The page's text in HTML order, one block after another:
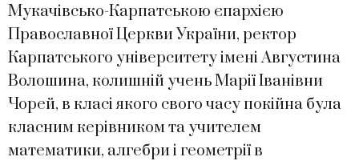
Мукачівсько-Карпатською єпархією
Православної Церкви України, ректор
Карпатського університету імені Августина
Волошина, колишній учень Марії Іванівни
Чорей, в класі якого свого часу покійна була
класним керівником та учителем
математики, алгебри і геометрії в